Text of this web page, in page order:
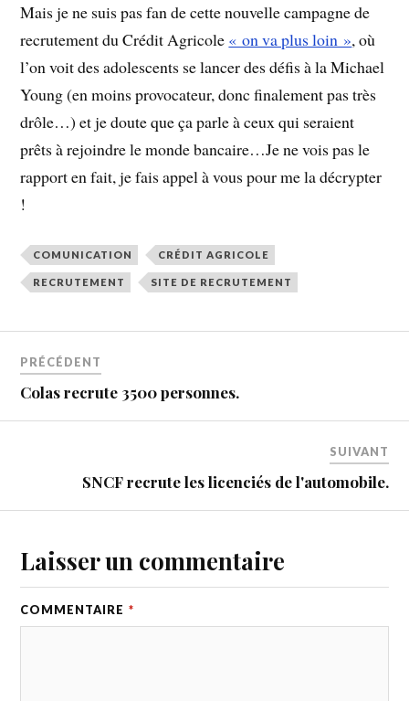
Mais je ne suis pas fan de cette nouvelle campagne de
recrutement du Crédit Agricole « on va plus loin », où
l’on voit des adolescents se lancer des défis à la Michael
Young (en moins provocateur, donc finalement pas très
drôle…) et je doute que ça parle à ceux qui seraient
prêts à rejoindre le monde bancaire…Je ne vois pas le
rapport en fait, je fais appel à vous pour me la décrypter
!
COMUNICATION CRÉDIT AGRICOLE
RECRUTEMENT SITE DE RECRUTEMENT
PRÉCÉDENT
Colas recrute 3500 personnes.
SUIVANT
SNCF recrute les licenciés de l'automobile.
Laisser un commentaire
COMMENTAIRE *